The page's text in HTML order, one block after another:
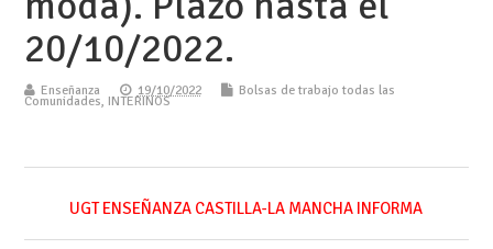
20/10/2022.
Enseñanza 19/10/2022 Bolsas de trabajo todas las
Comunidades, INTERINOS
UGT ENSEÑANZA CASTILLA-LA MANCHA INFORMA